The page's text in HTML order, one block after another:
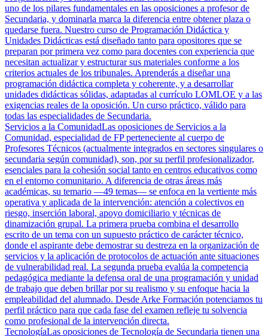
uno de los pilares fundamentales en las oposiciones a profesor de
Secundaria, y dominarla marca la diferencia entre obtener plaza o
quedarse fuera. Nuestro curso de Programación Didáctica y
Unidades Didácticas está diseñado tanto para opositores que se
preparan por primera vez como para docentes con experiencia que
necesitan actualizar y estructurar sus materiales conforme a los
criterios actuales de los tribunales. Aprenderás a diseñar una
programación didáctica completa y coherente, y a desarrollar
unidades didácticas sólidas, adaptadas al currículo LOMLOE y a las
exigencias reales de la oposición. Un curso práctico, válido para
todas las especialidades de Secundaria.
Servicios a la ComunidadLas oposiciones de Servicios a la
Comunidad, especialidad de FP perteneciente al cuerpo de
Profesores Técnicos (actualmente integrados en sectores singulares o
secundaria según comunidad), son, por su perfil profesionalizador,
esenciales para la cohesión social tanto en centros educativos como
en el entorno comunitario. A diferencia de otras áreas más
académicas, su temario —49 temas— se enfoca en la vertiente más
operativa y aplicada de la intervención: atención a colectivos en
riesgo, inserción laboral, apoyo domiciliario y técnicas de
dinamización grupal. La primera prueba combina el desarrollo
escrito de un tema con un supuesto práctico de carácter técnico,
donde el aspirante debe demostrar su destreza en la organización de
servicios y la aplicación de protocolos de actuación ante situaciones
de vulnerabilidad real. La segunda prueba evalúa la competencia
pedagógica mediante la defensa oral de una programación y unidad
de trabajo que deben brillar por su realismo y su enfoque hacia la
empleabilidad del alumnado. Desde Arke Formación potenciamos tu
perfil práctico para que cada fase del examen refleje tu solvencia
como profesional de la intervención directa.
TecnologíaLas oposiciones de Tecnología de Secundaria tienen una